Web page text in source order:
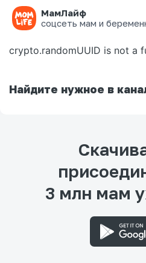
МамЛайф
соцсеть мам и
Ошибка на
crypto.randomUUID is not a
Найдите нужное в
3 млн мам